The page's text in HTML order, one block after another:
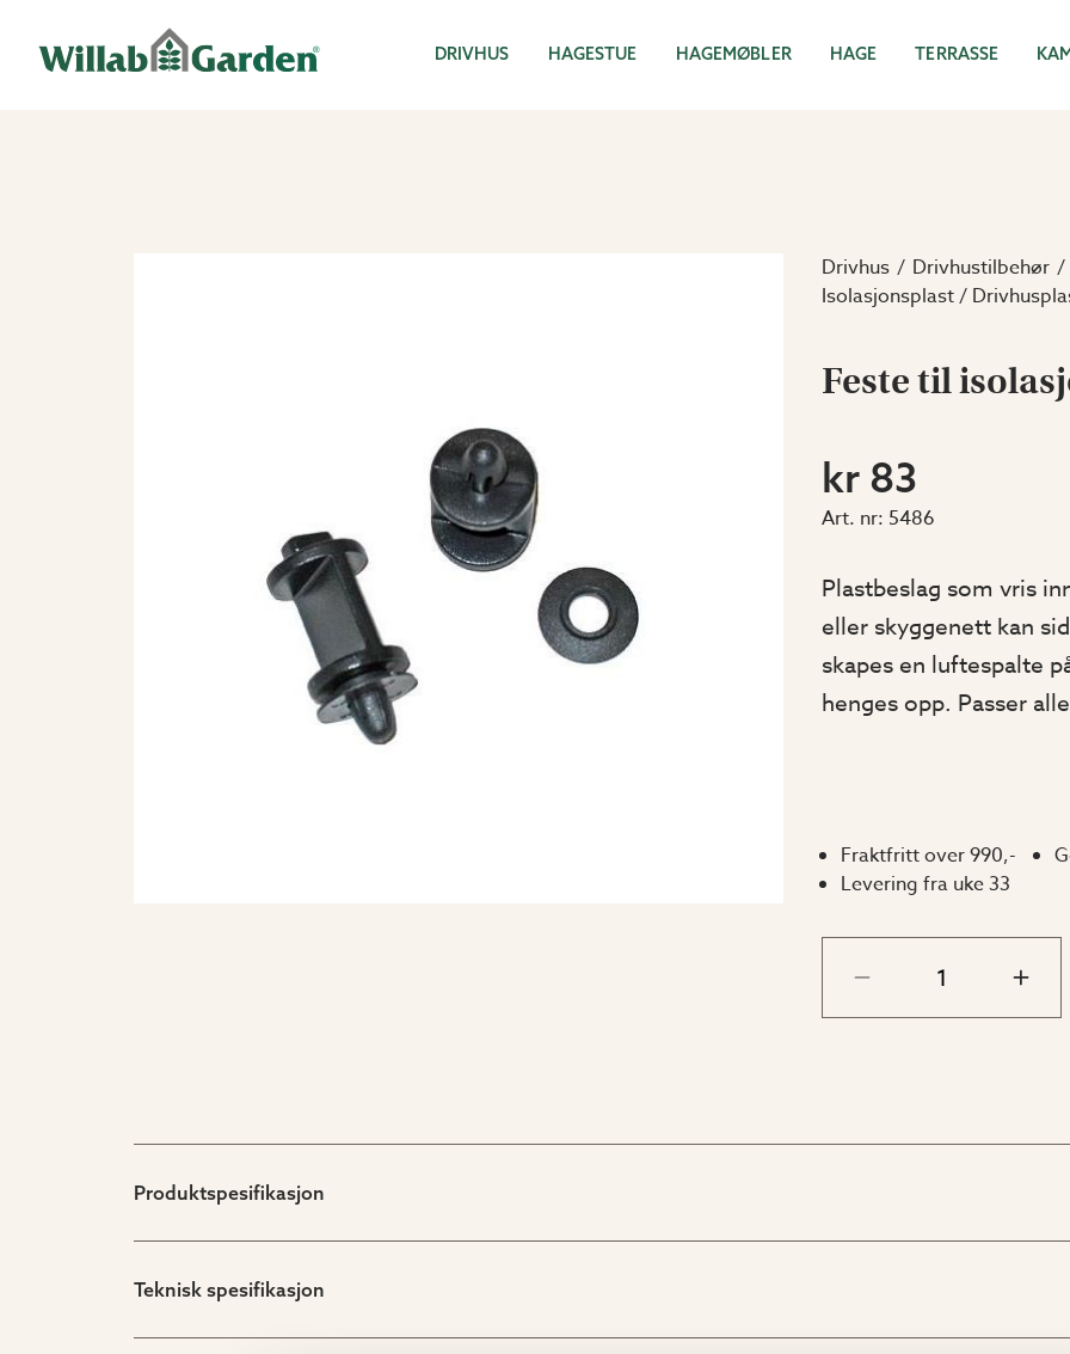
DRIVHUS HAGESTUE HAGEMØBLER HAGE TERRASSE
Drivhus
Drivhustilbehør
Isolasjonsplast /
Feste til
kr 83
Art. nr: 5486
Plastbeslag som vris
eller skyggenett kan
skapes en luftespalte
henges opp. Passer
Fraktfritt over 990,-
Levering fra uke 33
Produktspesifikasjon
Teknisk spesifikasjon